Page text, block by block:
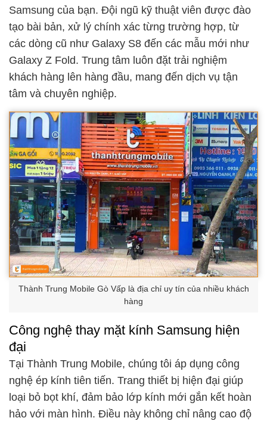
Samsung của bạn. Đội ngũ kỹ thuật viên được đào
tạo bài bản, xử lý chính xác từng trường hợp, từ
các dòng cũ như Galaxy S8 đến các mẫu mới như
Galaxy Z Fold. Trung tâm luôn đặt trải nghiệm
khách hàng lên hàng đầu, mang đến dịch vụ tận
tâm và chuyên nghiệp.
Thành Trung Mobile Gò Vấp là địa chỉ uy tín của nhiều khách
hàng
Công nghệ thay mặt kính Samsung hiện
đại
Tại Thành Trung Mobile, chúng tôi áp dụng công
nghệ ép kính tiên tiến. Trang thiết bị hiện đại giúp
loại bỏ bọt khí, đảm bảo lớp kính mới gắn kết hoàn
hảo với màn hình. Điều này không chỉ nâng cao độ